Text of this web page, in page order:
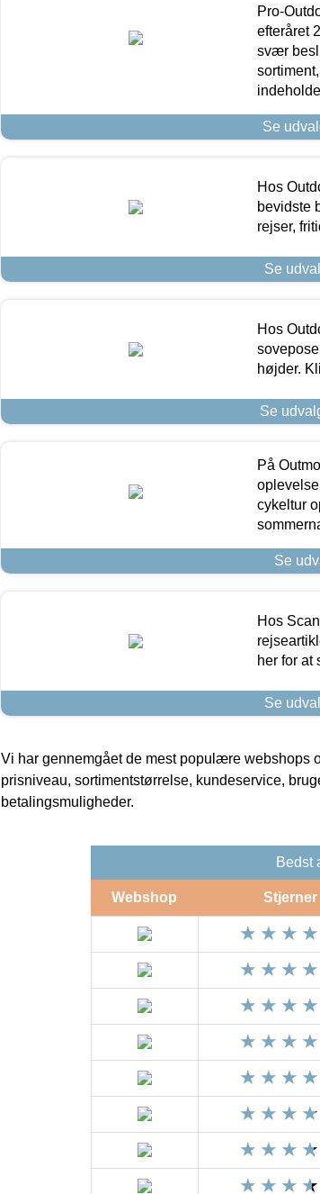
Pro-
efteråret
svær
Se
Hos
bevidste
rejser,
Se
Hos
højder.
Se
På
cykeltur
Se
Hos
her for at
Se
Vi har gennemgået de mest populære webshops
prisniveau, sortimentstørrelse, kundeservice,
betalingsmuligheder.
Bedst
Webshop Stjerner